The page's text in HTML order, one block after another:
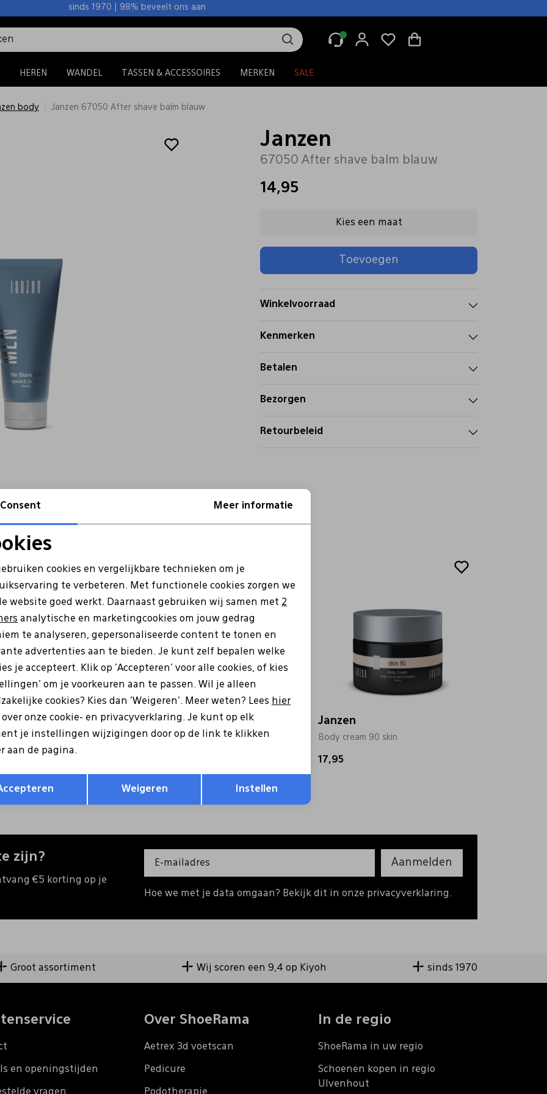
sinds 1970 | 98% beveelt ons aan
HEREN WANDEL TASSEN & ACCESSOIRES MERKEN SALE
body Janzen 67050 After shave balm blauw
Janzen
67050 After shave balm blauw
14,95
Kies een maat
Toevoegen
Winkelvoorraad
Kenmerken
Betalen
Bezorgen
Retourbeleid
spray 04 grijs
Janzen
Body cream 22 zwart
Janzen
Body cream 90 skin
17,95
zijn?
€5 korting op je
Aanmelden
Hoe we met je data omgaan? Bekijk dit in onze privacyverklaring.
Groot assortiment Wij scoren een 9,4 op Kiyoh sinds 1970
en openingstijden
vragen
Over ShoeRama
Aetrex 3d voetscan
Pedicure
Podotherapie
In de regio
ShoeRama in uw regio
Schoenen kopen in regio
Ulvenhout
cookies Marketing cookies
Opslaan
Consent Meer informatie
cookies en vergelijkbare technieken om je
te verbeteren. Met functionele cookies zorgen we
website goed werkt. Daarnaast gebruiken wij samen met 2
analytische en marketingcookies om jouw gedrag
te analyseren, gepersonaliseerde content te tonen en
advertenties aan te bieden. Je kunt zelf bepalen welke
je accepteert. Klik op 'Accepteren' voor alle cookies, of kies
om je voorkeuren aan te passen. Wil je alleen
cookies? Kies dan 'Weigeren'. Meer weten? Lees hier
over onze cookie- en privacyverklaring. Je kunt op elk
je instellingen wijzigingen door op de link te klikken
aan de pagina.
Weigeren Instellen